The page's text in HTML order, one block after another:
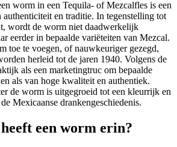
worm in een Tequila- of Mezcalfles is een
en traditie. In tegenstelling tot
wordt de worm niet daadwerkelijk
eerder in bepaalde variëteiten van Mezcal.
toe te voegen, of nauwkeuriger gezegd,
herleid tot de jaren 1940. Volgens de
als een marketingtruc om bepaalde
als van hoge kwaliteit en authentiek.
de worm is uitgegroeid tot een kleurrijk en
Mexicaanse drankengeschiedenis.
een worm erin?